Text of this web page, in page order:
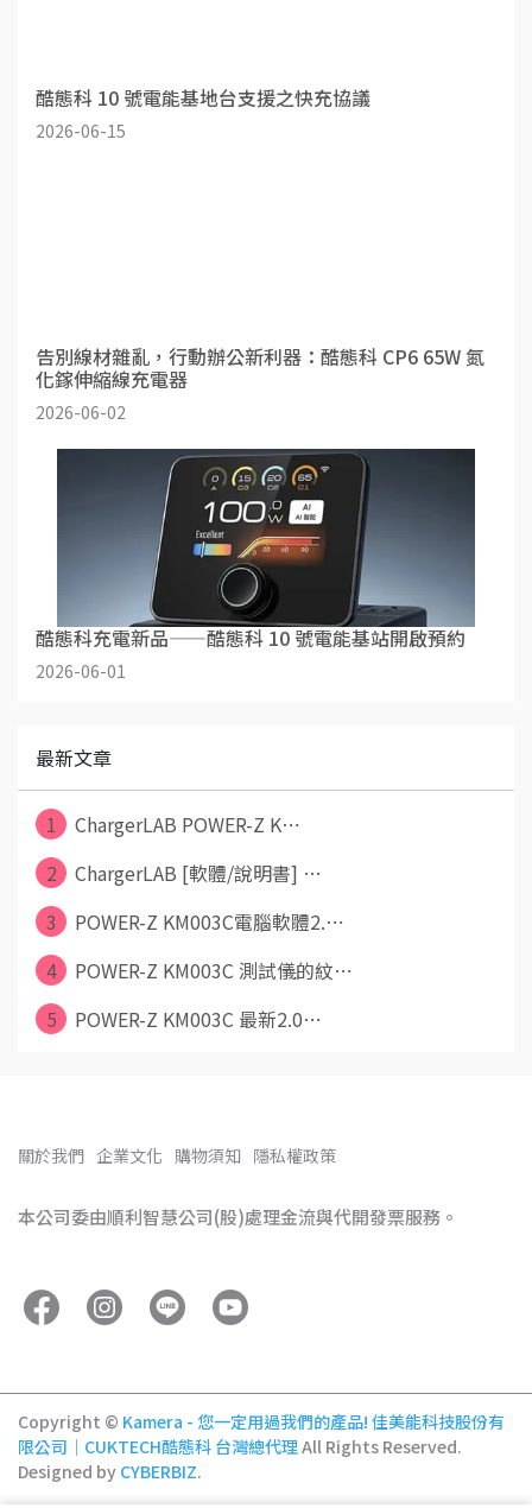
酷態科 10 號電能基地台支援之快充協議
2026-06-15
告別線材雜亂，行動辦公新利器：酷態科 CP6 65W 氮
化鎵伸縮線充電器
2026-06-02
酷態科充電新品——酷態科 10 號電能基站開啟預約
2026-06-01
最新文章
1
ChargerLAB POWER-Z K⋯
2
ChargerLAB [軟體/說明書] ⋯
3
POWER-Z KM003C電腦軟體2.⋯
4
POWER-Z KM003C 測試儀的紋⋯
5
POWER-Z KM003C 最新2.0⋯
關於我們 企業文化 購物須知 隱私權政策
本公司委由順利智慧公司(股)處理金流與代開發票服務。
Copyright © Kamera - 您一定用過我們的產品! 佳美能科技股份有
限公司｜CUKTECH酷態科 台灣總代理All Rights Reserved.
Designed by CYBERBIZ.